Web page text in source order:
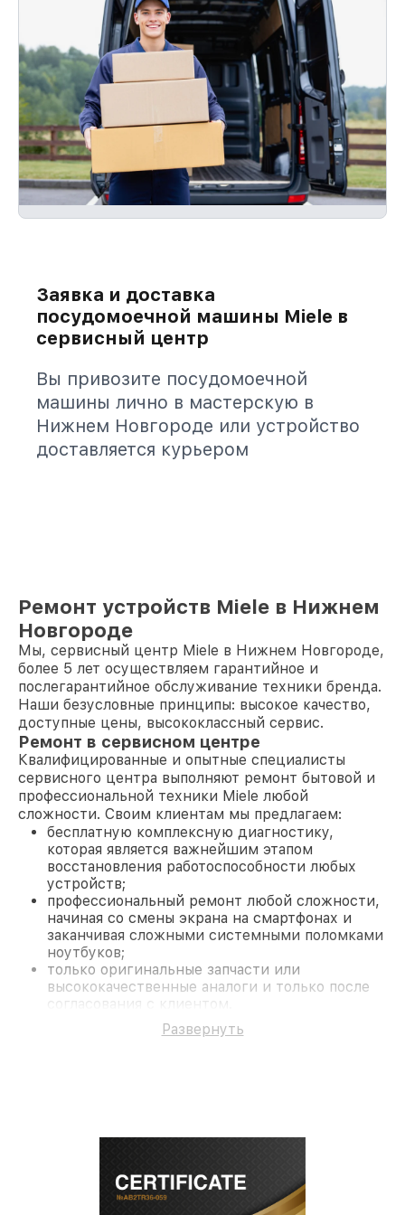
Заявка и доставка
посудомоечной машины Miele в
сервисный центр
Вы привозите посудомоечной
машины лично в мастерскую в
Нижнем Новгороде или устройство
доставляется курьером
Ремонт устройств Miele в Нижнем
Новгороде
Мы, сервисный центр Miele в Нижнем Новгороде,
более 5 лет осуществляем гарантийное и
послегарантийное обслуживание техники бренда.
Наши безусловные принципы: высокое качество,
доступные цены, высококлассный сервис.
Ремонт в сервисном центре
Квалифицированные и опытные специалисты
сервисного центра выполняют ремонт бытовой и
профессиональной техники Miele любой
сложности. Своим клиентам мы предлагаем:
бесплатную комплексную диагностику,
которая является важнейшим этапом
восстановления работоспособности любых
устройств;
профессиональный ремонт любой сложности,
начиная со смены экрана на смартфонах и
заканчивая сложными системными поломками
ноутбуков;
только оригинальные запчасти или
высококачественные аналоги и только после
согласования с клиентом.
На все работы и замененные комплектующие
предоставляется длительная гарантия. В случае
современное оборудование и
лицензированное ПО в ремонтно-
Развернуть